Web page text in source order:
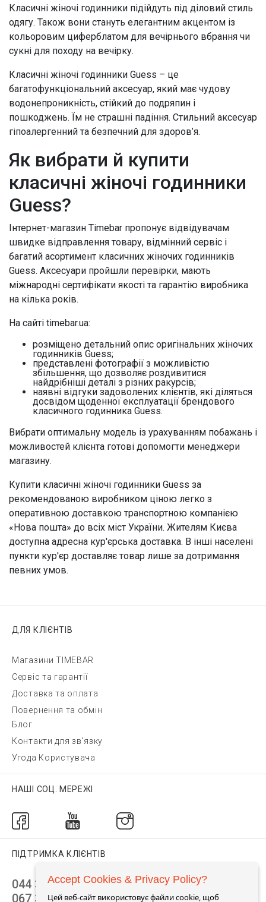
Класичні жіночі годинники підійдуть під діловий стиль
одягу. Також вони стануть елегантним акцентом із
кольоровим циферблатом для вечірнього вбрання чи
сукні для походу на вечірку.
Класичні жіночі годинники Guess – це
багатофункціональний аксесуар, який має чудову
водонепроникність, стійкий до подряпин і
пошкоджень. Їм не страшні падіння. Стильний аксесуар
гіпоалергенний та безпечний для здоров’я.
Як вибрати й купити
класичні жіночі годинники
Guess?
Інтернет-магазин Timebar пропонує відвідувачам
швидке відправлення товару, відмінний сервіс і
багатий асортимент класичних жіночих годинників
Guess. Аксесуари пройшли перевірки, мають
міжнародні сертифікати якості та гарантію виробника
на кілька років.
На сайті timebar.ua:
розміщено детальний опис оригінальних жіночих
годинників Guess;
представлені фотографії з можливістю
збільшення, що дозволяє роздивитися
найдрібніші деталі з різних ракурсів;
наявні відгуки задоволених клієнтів, які діляться
досвідом щоденної експлуатації брендового
класичного годинника Guess.
Вибрати оптимальну модель із урахуванням побажань і
можливостей клієнта готові допомогти менеджери
магазину.
Купити класичні жіночі годинники Guess за
рекомендованою виробником ціною легко з
оперативною доставкою транспортною компанією
«Нова пошта» до всіх міст України. Жителям Києва
доступна адресна кур'єрська доставка. В інші населені
пункти кур'єр доставляє товар лише за дотримання
певних умов.
ДЛЯ КЛІЄНТІВ
Магазини TIMEBAR
Сервіс та гарантії
Доставка та оплата
Повернення та обмін
Блог
Контакти для зв'язку
Угода Користувача
НАШІ СОЦ. МЕРЕЖІ
ПІДТРИМКА КЛІЄНТІВ
044 392 44 45
067 344 14 44 (viber)
Accept Cookies & Privacy Policy?
Цей веб-сайт використовує файли cookie, щоб